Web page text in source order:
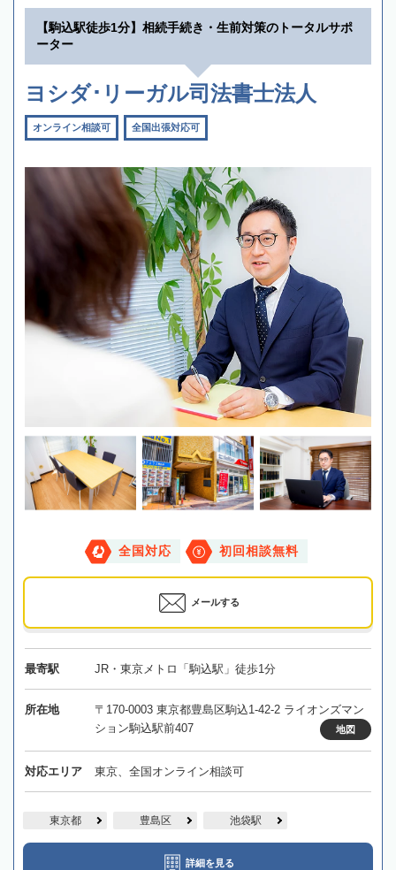
【駒込駅徒歩1分】相続手続き・生前対策のトータルサポ
ーター
ヨシダ･リーガル司法書士法人
オンライン相談可 全国出張対応可
全国対応 初回相談無料
メールする
最寄駅 JR・東京メトロ「駒込駅」徒歩1分
所在地
〒170-0003 東京都豊島区駒込1-42-2 ライオンズマン
ション駒込駅前407
地図
対応エリア 東京、全国オンライン相談可
東京都 豊島区 池袋駅
詳細を見る